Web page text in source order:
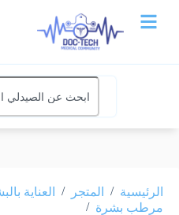
الرئيسية / المتجر / العناية
مرطب بشرة /